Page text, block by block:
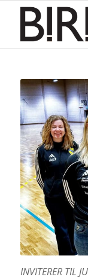
INVITERER TIL